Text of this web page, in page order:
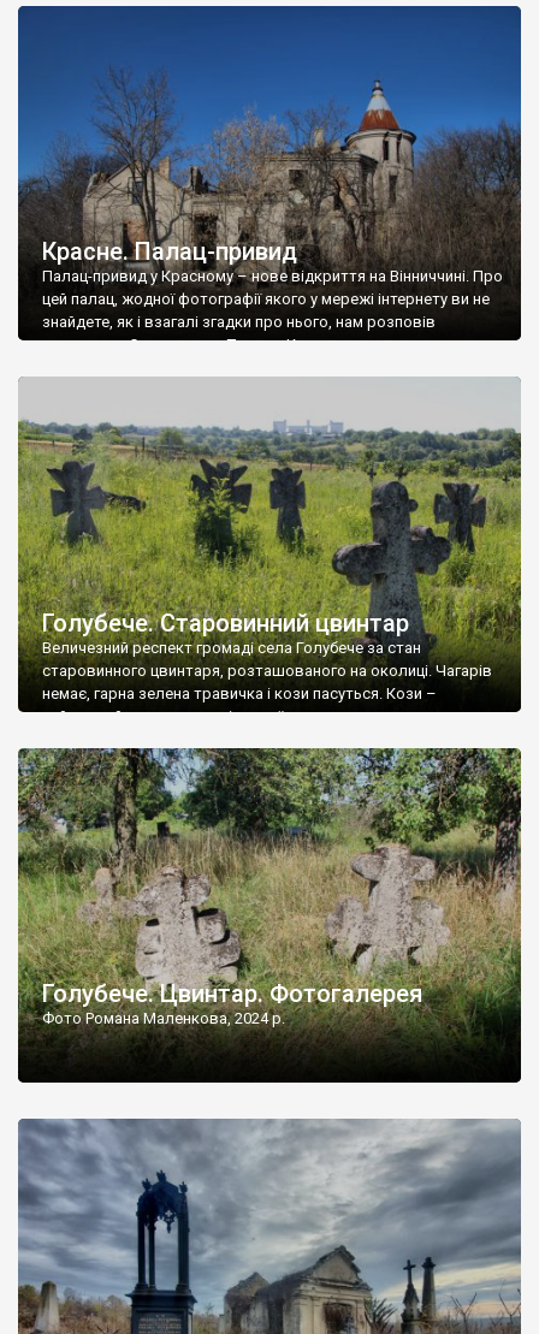
Красне. Палац-привид
Палац-привид у Красному – нове відкриття на Вінниччині. Про
цей палац, жодної фотографії якого у мережі інтернету ви не
знайдете, як і взагалі згадки про нього, нам розповів
мешканець Самгородка. Палац у Красному вразив не лише
Голубече. Старовинний цвинтар
Величезний респект громаді села Голубече за стан
старовинного цвинтаря, розташованого на околиці. Чагарів
немає, гарна зелена травичка і кози пасуться. Кози –
найкращий регулятор шкідливої, для старих кладовищ,
бруньками, кози ті бруньки обгризають, бо то улюблений
делікатес. На цвинтарі у Голубечому ціла колекція
різноманітних форм хрестів. Село відносно невелике, […]
Голубече. Цвинтар. Фотогалерея
Фото Романа Маленкова, 2024 р.